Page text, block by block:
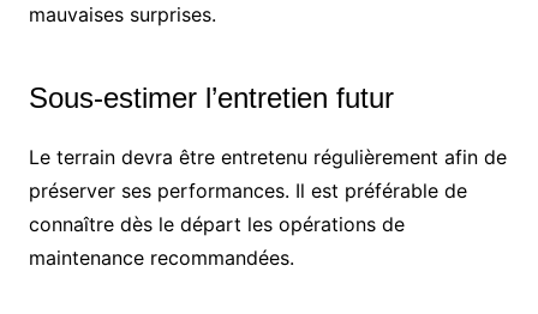
mauvaises surprises.
Sous-estimer l’entretien futur
Le terrain devra être entretenu régulièrement afin de
préserver ses performances. Il est préférable de
connaître dès le départ les opérations de
maintenance recommandées.